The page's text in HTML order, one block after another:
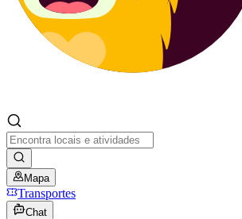
Mapa
Transportes
Chat